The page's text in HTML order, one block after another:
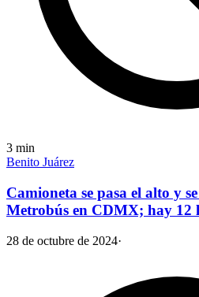
3 min
Benito Juárez
Camioneta se pasa el alto y
Metrobús en CDMX; hay 12
28 de octubre de 2024·